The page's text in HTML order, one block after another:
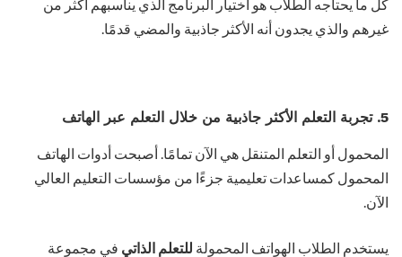
كل ما يحتاجه الطلاب هو اختيار البرنامج الذي يناسبهم أكثر من
غيرهم والذي يجدون أنه الأكثر جاذبية والمضي قدمًا.
5. تجربة التعلم الأكثر جاذبية من خلال التعلم عبر الهاتف
المحمول أو التعلم المتنقل هي الآن تمامًا. أصبحت أدوات الهاتف
المحمول كمساعدات تعليمية جزءًا من مؤسسات التعليم العالي
الآن.
يستخدم الطلاب الهواتف المحمولة للتعلم الذاتي في مجموعة